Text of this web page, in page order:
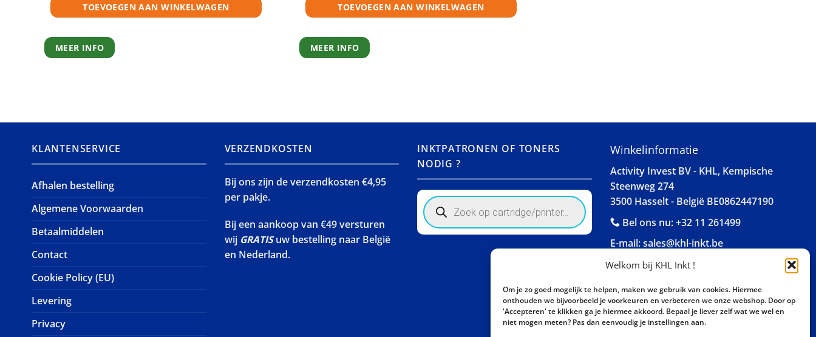
Welkom bij KHL Inkt !
Om je zo goed mogelijk te helpen, maken we gebruik van cookies. Hiermee
onthouden we bijvoorbeeld je voorkeuren en verbeteren we onze webshop. Door op
'Accepteren' te klikken ga je hiermee akkoord. Bepaal je liever zelf wat we wel en
niet mogen meten? Pas dan eenvoudig je instellingen aan.
TOEVOEGEN AAN WINKELWAGEN
MEER INFO
TOEVOEGEN AAN WINKELWAGEN
MEER INFO
KLANTENSERVICE
Afhalen bestelling
Algemene Voorwaarden
Betaalmiddelen
Contact
Cookie Policy (EU)
Levering
Privacy
VERZENDKOSTEN
Bij ons zijn de verzendkosten €4,95
per pakje.
Bij een aankoop van €49 versturen
wij GRATISuw bestelling naar België
en Nederland.
INKTPATRONEN OF TONERS
NODIG ?
Products
search
Winkelinformatie
Activity Invest BV - KHL, Kempische
Steenweg 274
3500 Hasselt - België BE0862447190
Bel ons nu:+32 11 261499
E-mail:sales@khl-inkt.be